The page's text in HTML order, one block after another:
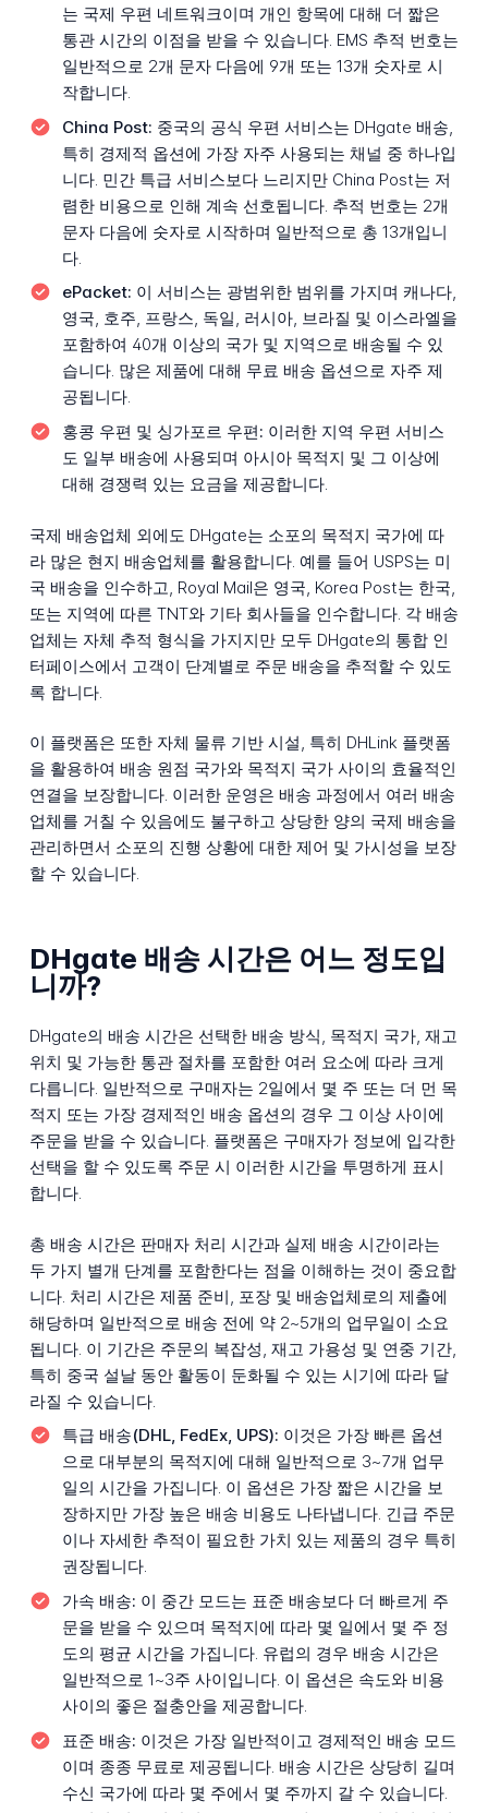
는 국제 우편 네트워크이며 개인 항목에 대해 더 짧은
통관 시간의 이점을 받을 수 있습니다. EMS 추적 번호는
일반적으로 2개 문자 다음에 9개 또는 13개 숫자로 시
작합니다.
China Post: 중국의 공식 우편 서비스는 DHgate 배송,
특히 경제적 옵션에 가장 자주 사용되는 채널 중 하나입
니다. 민간 특급 서비스보다 느리지만 China Post는 저
렴한 비용으로 인해 계속 선호됩니다. 추적 번호는 2개
문자 다음에 숫자로 시작하며 일반적으로 총 13개입니
다.
ePacket: 이 서비스는 광범위한 범위를 가지며 캐나다,
영국, 호주, 프랑스, 독일, 러시아, 브라질 및 이스라엘을
포함하여 40개 이상의 국가 및 지역으로 배송될 수 있
습니다. 많은 제품에 대해 무료 배송 옵션으로 자주 제
공됩니다.
홍콩 우편 및 싱가포르 우편: 이러한 지역 우편 서비스
도 일부 배송에 사용되며 아시아 목적지 및 그 이상에
대해 경쟁력 있는 요금을 제공합니다.
국제 배송업체 외에도 DHgate는 소포의 목적지 국가에 따
라 많은 현지 배송업체를 활용합니다. 예를 들어 USPS는 미
국 배송을 인수하고, Royal Mail은 영국, Korea Post는 한국,
또는 지역에 따른 TNT와 기타 회사들을 인수합니다. 각 배송
업체는 자체 추적 형식을 가지지만 모두 DHgate의 통합 인
터페이스에서 고객이 단계별로 주문 배송을 추적할 수 있도
록 합니다.
이 플랫폼은 또한 자체 물류 기반 시설, 특히 DHLink 플랫폼
을 활용하여 배송 원점 국가와 목적지 국가 사이의 효율적인
연결을 보장합니다. 이러한 운영은 배송 과정에서 여러 배송
업체를 거칠 수 있음에도 불구하고 상당한 양의 국제 배송을
관리하면서 소포의 진행 상황에 대한 제어 및 가시성을 보장
할 수 있습니다.
DHgate 배송 시간은 어느 정도입
니까?
DHgate의 배송 시간은 선택한 배송 방식, 목적지 국가, 재고
위치 및 가능한 통관 절차를 포함한 여러 요소에 따라 크게
다릅니다. 일반적으로 구매자는 2일에서 몇 주 또는 더 먼 목
적지 또는 가장 경제적인 배송 옵션의 경우 그 이상 사이에
주문을 받을 수 있습니다. 플랫폼은 구매자가 정보에 입각한
선택을 할 수 있도록 주문 시 이러한 시간을 투명하게 표시
합니다.
총 배송 시간은 판매자 처리 시간과 실제 배송 시간이라는
두 가지 별개 단계를 포함한다는 점을 이해하는 것이 중요합
니다. 처리 시간은 제품 준비, 포장 및 배송업체로의 제출에
해당하며 일반적으로 배송 전에 약 2~5개의 업무일이 소요
됩니다. 이 기간은 주문의 복잡성, 재고 가용성 및 연중 기간,
특히 중국 설날 동안 활동이 둔화될 수 있는 시기에 따라 달
라질 수 있습니다.
특급 배송(DHL, FedEx, UPS): 이것은 가장 빠른 옵션
으로 대부분의 목적지에 대해 일반적으로 3~7개 업무
일의 시간을 가집니다. 이 옵션은 가장 짧은 시간을 보
장하지만 가장 높은 배송 비용도 나타냅니다. 긴급 주문
이나 자세한 추적이 필요한 가치 있는 제품의 경우 특히
권장됩니다.
가속 배송: 이 중간 모드는 표준 배송보다 더 빠르게 주
문을 받을 수 있으며 목적지에 따라 몇 일에서 몇 주 정
도의 평균 시간을 가집니다. 유럽의 경우 배송 시간은
일반적으로 1~3주 사이입니다. 이 옵션은 속도와 비용
사이의 좋은 절충안을 제공합니다.
표준 배송: 이것은 가장 일반적이고 경제적인 배송 모드
이며 종종 무료로 제공됩니다. 배송 시간은 상당히 길며
수신 국가에 따라 몇 주에서 몇 주까지 갈 수 있습니다.